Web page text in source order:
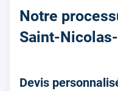
Notre
Saint-
Devis